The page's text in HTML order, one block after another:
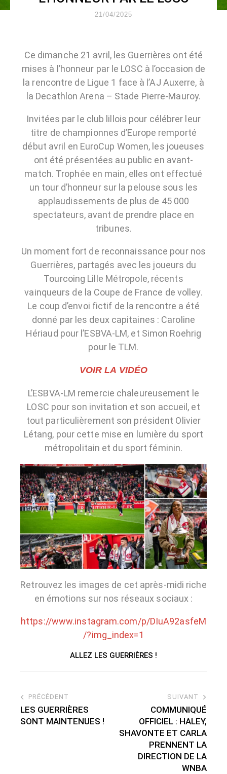
21/04/2025
Ce dimanche 21 avril, les Guerrières ont été
mises à l’honneur par le LOSC à l’occasion de
la rencontre de Ligue 1 face à l’AJ Auxerre, à
la Decathlon Arena – Stade Pierre-Mauroy.
Invitées par le club lillois pour célébrer leur
titre de championnes d’Europe remporté
début avril en EuroCup Women, les joueuses
ont été présentées au public en avant-
match. Trophée en main, elles ont effectué
un tour d’honneur sur la pelouse sous les
applaudissements de plus de 45 000
spectateurs, avant de prendre place en
tribunes.
Un moment fort de reconnaissance pour nos
Guerrières, partagés avec les joueurs du
Tourcoing Lille Métropole, récents
vainqueurs de la Coupe de France de volley.
Le coup d’envoi fictif de la rencontre a été
donné par les deux capitaines : Caroline
Hériaud pour l’ESBVA-LM, et Simon Roehrig
pour le TLM.
VOIR LA VIDÉO
L’ESBVA-LM remercie chaleureusement le
LOSC pour son invitation et son accueil, et
tout particulièrement son président Olivier
Létang, pour cette mise en lumière du sport
métropolitain et du sport féminin.
Retrouvez les images de cet après-midi riche
en émotions sur nos réseaux sociaux :
https://www.instagram.com/p/DIuA92asfeM
/?img_index=1
ALLEZ LES GUERRIÈRES !
PRÉCÉDENT
LES GUERRIÈRES
SONT MAINTENUES !
SUIVANT
COMMUNIQUÉ
OFFICIEL : HALEY,
SHAVONTE ET CARLA
PRENNENT LA
DIRECTION DE LA
WNBA